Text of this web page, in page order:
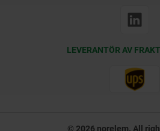
LEVERANTÖR AV
© 2026 norelem. All